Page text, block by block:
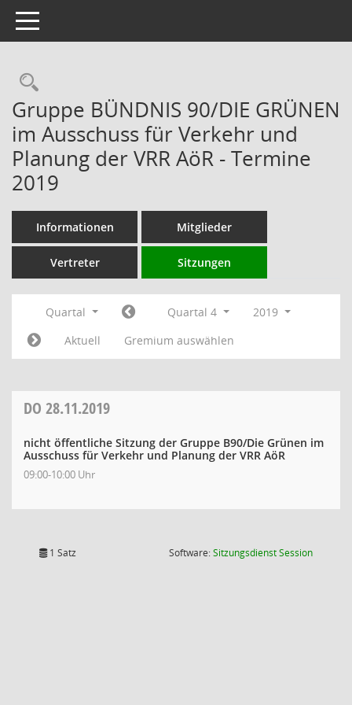
Toggle navigation
Rechercheauswahl
Gruppe BÜNDNIS 90/DIE GRÜNEN
im Ausschuss für Verkehr und
Planung der VRR AöR - Termine
2019
Informationen Mitglieder
Vertreter Sitzungen
Quartal Quartal 4
2019
Aktuell
Gremium auswählen
DO 28.11.2019
nicht öffentliche Sitzung der Gruppe B90/Die Grünen im
Ausschuss für Verkehr und Planung der VRR AöR
09:00-10:00 Uhr
1 Satz Software:SitzungsdienstSession(Wird in